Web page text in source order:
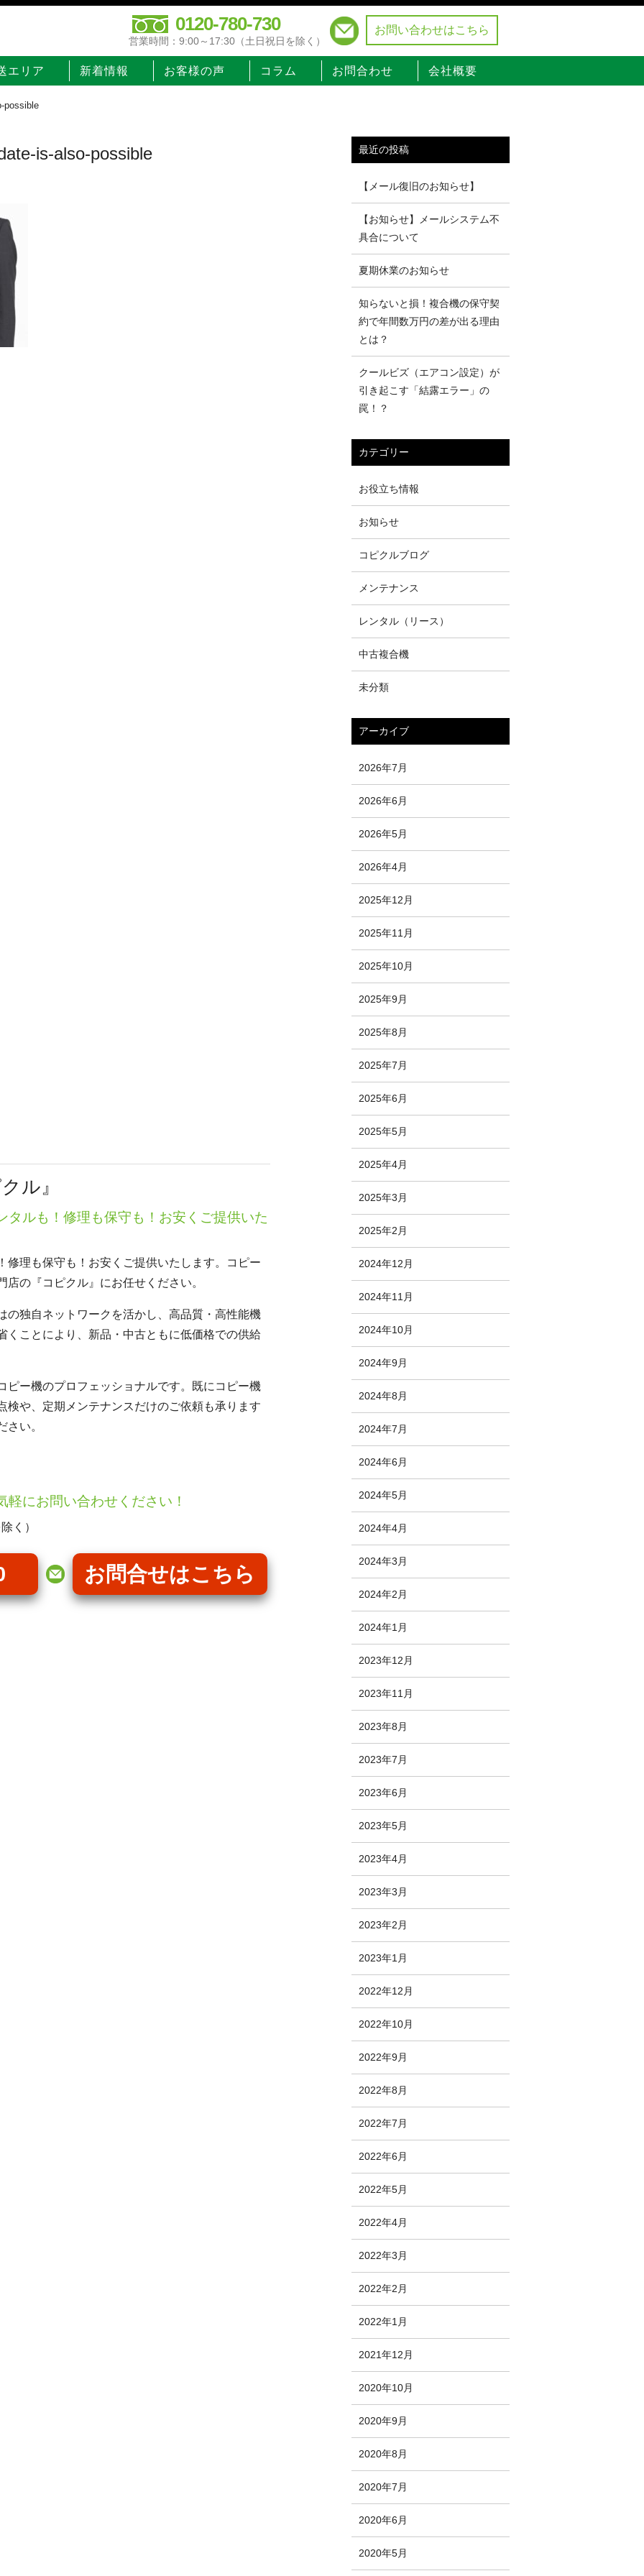
0120-780-730
営業時間：9:00～17:30（土日祝日を除く）
お問い合わせはこちら
エリア 新着情報 お客様の声 コラム お問合わせ 会社概要
possible
is-also-possible
ル』
タルも！修理も保守も！お安くご提供いた
修理も保守も！お安くご提供いたします。コピー
の『コピクル』にお任せください。
の独自ネットワークを活かし、高品質・高性能機
くことにより、新品・中古ともに低価格での供給
ピー機のプロフェッショナルです。既にコピー機
検や、定期メンテナンスだけのご依頼も承ります
さい。
にお問い合わせください！
く）
お問合せはこちら
最近の投稿
【メール復旧のお知らせ】
【お知らせ】メールシステム不
具合について
夏期休業のお知らせ
知らないと損！複合機の保守契
約で年間数万円の差が出る理由
とは？
クールビズ（エアコン設定）が
引き起こす「結露エラー」の
罠！？
カテゴリー
お役立ち情報
お知らせ
コピクルブログ
メンテナンス
レンタル（リース）
中古複合機
未分類
アーカイブ
2026年7月
2026年6月
2026年5月
2026年4月
2025年12月
2025年11月
2025年10月
2025年9月
2025年8月
2025年7月
2025年6月
2025年5月
2025年4月
2025年3月
2025年2月
2024年12月
2024年11月
2024年10月
2024年9月
2024年8月
2024年7月
2024年6月
2024年5月
2024年4月
2024年3月
2024年2月
2024年1月
2023年12月
2023年11月
2023年8月
2023年7月
2023年6月
2023年5月
2023年4月
2023年3月
2023年2月
2023年1月
2022年12月
2022年10月
2022年9月
2022年8月
2022年7月
2022年6月
2022年5月
2022年4月
2022年3月
2022年2月
2022年1月
2021年12月
2020年10月
2020年9月
2020年8月
2020年7月
2020年6月
2020年5月